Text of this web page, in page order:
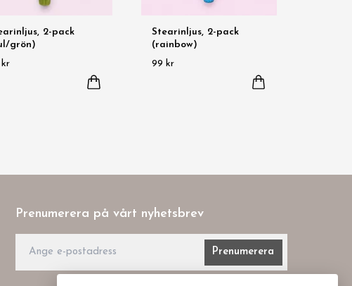
2-pack
grön)
Stearinljus, 2-pack
(rainbow)
99 kr
Prenumerera på vårt nyhetsbrev
Prenumerera